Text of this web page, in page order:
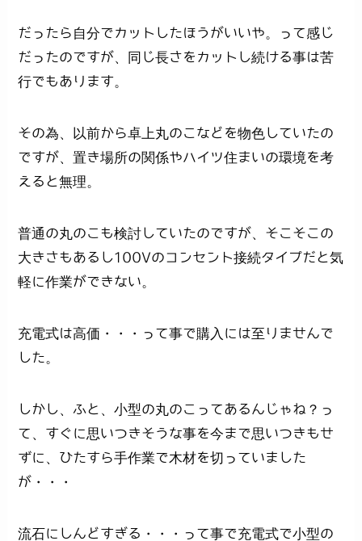
だったら自分でカットしたほうがいいや。って感じ
だったのですが、同じ長さをカットし続ける事は苦
行でもあります。
その為、以前から卓上丸のこなどを物色していたの
ですが、置き場所の関係やハイツ住まいの環境を考
えると無理。
普通の丸のこも検討していたのですが、そこそこの
大きさもあるし100Vのコンセント接続タイプだと気
軽に作業ができない。
充電式は高価・・・って事で購入には至りませんで
した。
しかし、ふと、小型の丸のこってあるんじゃね？っ
て、すぐに思いつきそうな事を今まで思いつきもせ
ずに、ひたすら手作業で木材を切っていました
が・・・
流石にしんどすぎる・・・って事で充電式で小型の